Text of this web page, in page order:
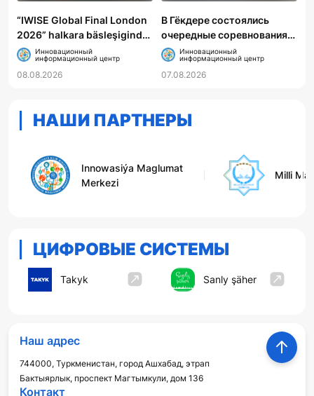
“IWISE Global Final London
2026” halkara bäsleşiginde
Türkmenistanyň mekdep
okuwçylary uly üstünlik
gazandylar
Инновационный
информационный центр
08.08.2026
В Гёкдере состоялись
очередные соревнования
по пожарно-прикладному
спорту
Инновационный
информационный центр
07.08.2026
НАШИ ПАРТНЕРЫ
Innowasiýa Maglumat
Merkezi
Milli
ЦИФРОВЫЕ СИСТЕМЫ
Takyk Sanly şäher
Контакт
Наш адрес
744000, Туркменистан, город Ашхабад, этрап
Бактыярлык, проспект Магтымкули, дом 136